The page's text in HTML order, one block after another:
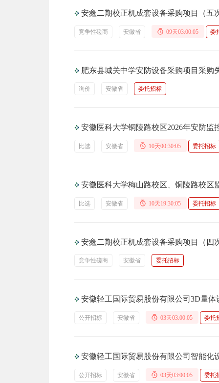
安鑫二期校正机成套设备采购项目（五
竞争性磋商 安徽省 09天03:00:04 委
肥东县城关中学安防设备采购项目采购
询价 安徽省 委托招标
安徽医科大学铜陵路校区2026年安防监
比选 安徽省 10天00:30:04 委托招标
安徽医科大学梅山路校区、铜陵路校区
比选 安徽省 10天19:30:04 委托招标
安鑫二期校正机成套设备采购项目（四
竞争性磋商 安徽省 委托招标
安徽轻工国际贸易股份有限公司3D量
公开招标 安徽省 03天03:00:04 委托
安徽轻工国际贸易股份有限公司智能化
公开招标 安徽省 03天03:00:04 委托